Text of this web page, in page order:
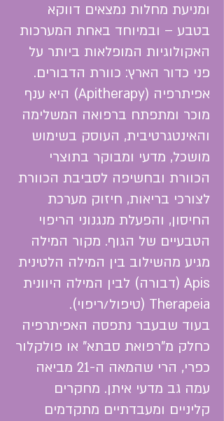
ומניעת מחלות נמצאים דווקא
בטבע – ובמיוחד באחת המערכות
האקולוגיות המופלאות ביותר על
פני כדור הארץ: כוורת הדבורים.
אפיתרפיה (Apitherapy) היא ענף
מוכר ומתפתח ברפואה המשלימה
והאינטגרטיבית, העוסק בשימוש
מושכל, מדעי ומבוקר בתוצרי
הכוורת ובחשיפה לסביבת הכוורת
לצורכי בריאות, חיזוק מערכת
החיסון, והפעלת מנגנוני הריפוי
הטבעיים של הגוף. מקור המילה
מגיע מהשילוב בין המילה הלטינית
Apis (דבורה) לבין המילה היוונית
Therapeia (טיפול/ריפוי).
בעוד שבעבר נתפסה האפיתרפיה
כחלק מ"רפואת סבתא" או פולקלור
כפרי, הרי שהמאה ה-21 מביאה
עמה גב מדעי איתן. מחקרים
קליניים ומעבדתיים מתקדמים